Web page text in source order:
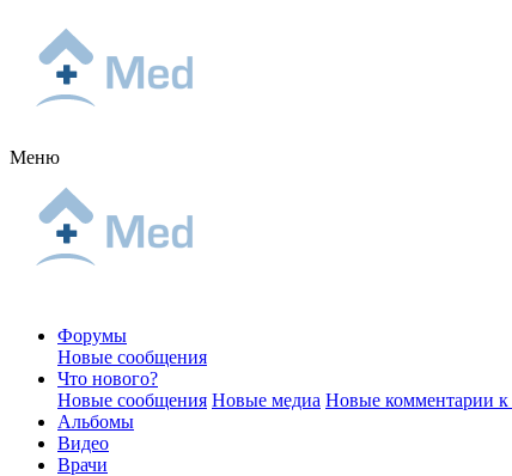
Меню
Форумы
Новые сообщения
Что нового?
Новые сообщения Новые медиа Новые комментарии к
Альбомы
Видео
Врачи